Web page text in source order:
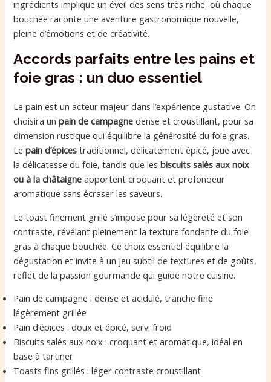
ingrédients implique un éveil des sens très riche, où chaque
bouchée raconte une aventure gastronomique nouvelle,
pleine d’émotions et de créativité.
Accords parfaits entre les pains et
foie gras : un duo essentiel
Le pain est un acteur majeur dans l’expérience gustative. On
choisira unpain de campagne dense et croustillant, pour sa
dimension rustique qui équilibre la générosité du foie gras.
Lepain d’épices traditionnel, délicatement épicé, joue avec
la délicatesse du foie, tandis que lesbiscuits salés aux noix
ou à la châtaigne apportent croquant et profondeur
aromatique sans écraser les saveurs.
Le toast finement grillé s’impose pour sa légèreté et son
contraste, révélant pleinement la texture fondante du foie
gras à chaque bouchée. Ce choix essentiel équilibre la
dégustation et invite à un jeu subtil de textures et de goûts,
reflet de la passion gourmande qui guide notre cuisine.
Pain de campagne : dense et acidulé, tranche fine
légèrement grillée
Pain d’épices : doux et épicé, servi froid
Biscuits salés aux noix : croquant et aromatique, idéal en
base à tartiner
Toasts fins grillés : léger contraste croustillant